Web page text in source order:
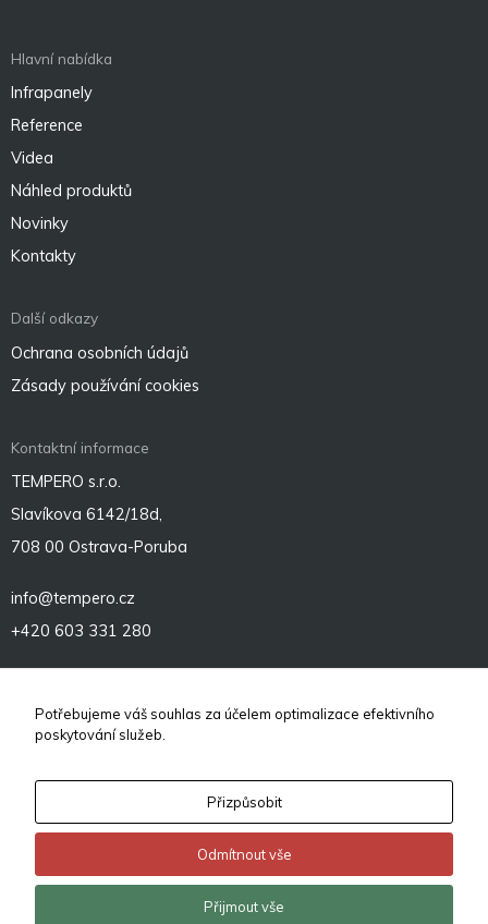
Hlavní nabídka
Infrapanely
Reference
Videa
Náhled produktů
Novinky
Kontakty
Další odkazy
Ochrana osobních údajů
Zásady používání cookies
Kontaktní informace
TEMPERO s.r.o.
Slavíkova 6142/18d,
708 00 Ostrava-Poruba
info@tempero.cz
+420 603 331 280
Sociální sítě
Vytvořeno veline.cz
Potřebujeme váš souhlas za účelem optimalizace efektivního
poskytování služeb.
Přizpůsobit
Odmítnout vše
Přijmout vše